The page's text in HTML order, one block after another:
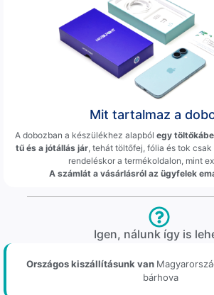
Mit tartalmaz a
A dobozban a készülékhez alapból egy
tű és a jótállás jár , tehát töltőfej, fólia és tok
rendeléskor a termékoldalon, mint
A számlát a vásárlásról az ügyfelek
Igen, nálunk így is
Országos kiszállításunk van
bárhova